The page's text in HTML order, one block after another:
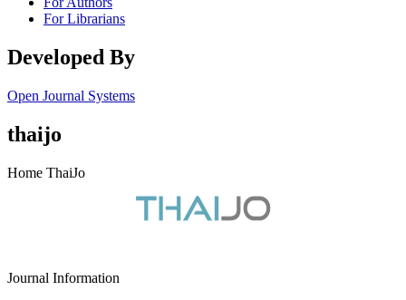
For Librarians
Developed By
Open Journal Systems
thaijo
Home ThaiJo
Journal Information